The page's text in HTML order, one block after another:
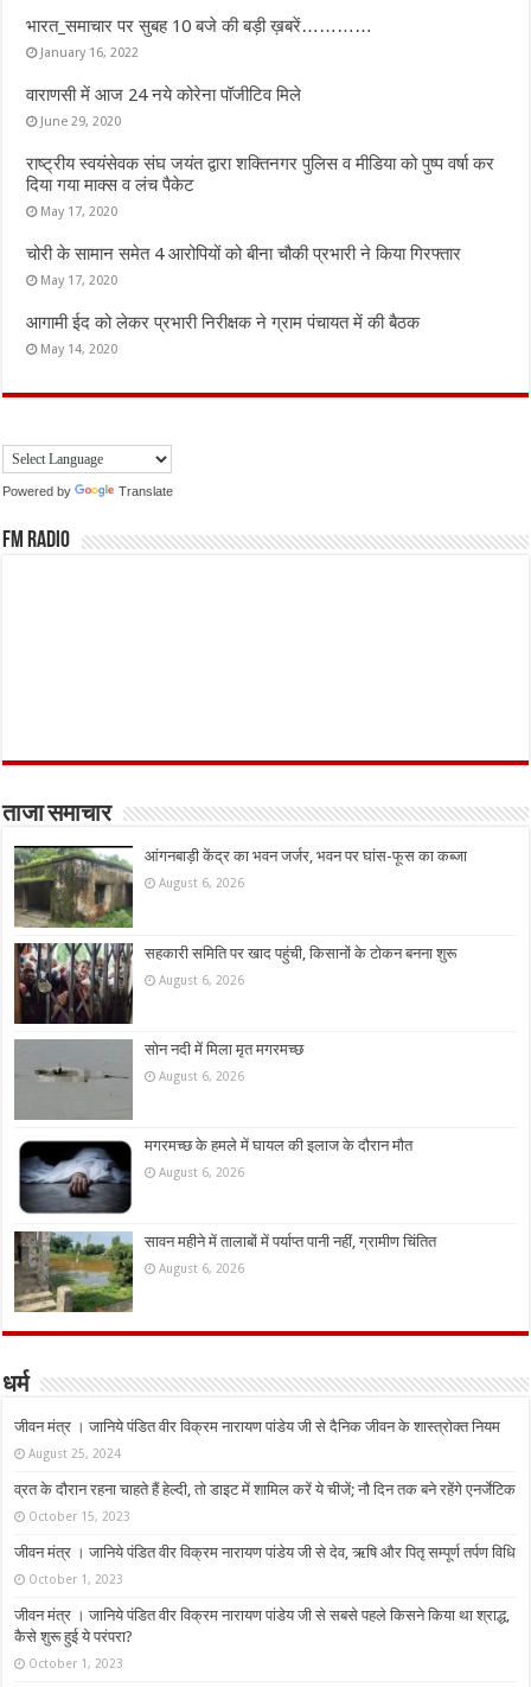
भारत_समाचार पर सुबह 10 बजे की बड़ी ख़बरें…………
January 16, 2022
वाराणसी में आज 24 नये कोरेना पॉजीटिव मिले
June 29, 2020
राष्ट्रीय स्वयंसेवक संघ जयंत द्वारा शक्तिनगर पुलिस व मीडिया को पुष्प वर्षा कर
दिया गया माक्स व लंच पैकेट
May 17, 2020
चोरी के सामान समेत 4 आरोपियों को बीना चौकी प्रभारी ने किया गिरफ्तार
May 17, 2020
आगामी ईद को लेकर प्रभारी निरीक्षक ने ग्राम पंचायत में की बैठक
May 14, 2020
Powered by Translate
FM Radio
ताजा समाचार
आंगनबाड़ी केंद्र का भवन जर्जर, भवन पर घांस-फूस का कब्जा
August 6, 2026
सहकारी समिति पर खाद पहुंची, किसानों के टोकन बनना शुरू
August 6, 2026
सोन नदी में मिला मृत मगरमच्छ
August 6, 2026
मगरमच्छ के हमले में घायल की इलाज के दौरान मौत
August 6, 2026
सावन महीने में तालाबों में पर्याप्त पानी नहीं, ग्रामीण चिंतित
August 6, 2026
धर्म
जीवन मंत्र । जानिये पंडित वीर विक्रम नारायण पांडेय जी से दैनिक जीवन के शास्त्रोक्त नियम
August 25, 2024
व्रत के दौरान रहना चाहते हैं हेल्दी, तो डाइट में शामिल करें ये चीजें; नौ दिन तक बने रहेंगे एनर्जेटिक
October 15, 2023
जीवन मंत्र । जानिये पंडित वीर विक्रम नारायण पांडेय जी से देव, ऋषि और पितृ सम्पूर्ण तर्पण विधि
October 1, 2023
जीवन मंत्र । जानिये पंडित वीर विक्रम नारायण पांडेय जी से सबसे पहले किसने किया था श्राद्ध,
कैसे शुरू हुई ये परंपरा?
October 1, 2023